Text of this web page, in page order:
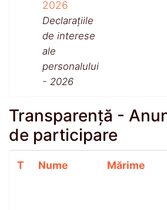
2026
Declarațiile
de interese
ale
personalului
- 2026
Transparență -
de participare
T Nume Mărime